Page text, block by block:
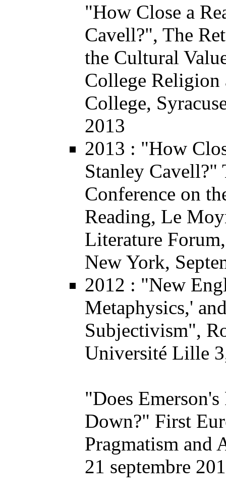
"How Close a
Cavell?", The
the Cultural
College
College,
2013
2013 : "How
Stanley Cavell?"
Conference on
Reading, Le
Literature
New York,
2012 : "New
Metaphysics,'
Subjectivism",
Université Lille
"Does
Down?" First
Pragmatism and
21 septembre